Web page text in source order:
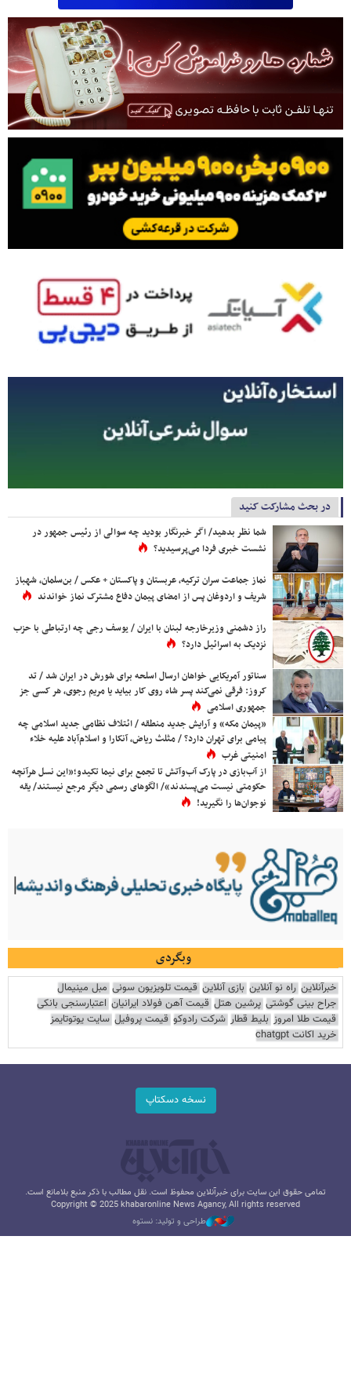
در بحث مشارکت کنید
شما نظر بدهید/ اگر خبرنگار بودید چه سوالی از رئیس جمهور در
نشست خبری فردا می‌پرسیدید؟
نماز جماعت سران ترکیه، عربستان و پاکستان + عکس / بن‌سلمان، شهباز
شریف و اردوغان پس از امضای پیمان دفاع مشترک نماز خواندند
راز دشمنی وزیرخارجه لبنان با ایران / یوسف رجی چه ارتباطی با حزب
نزدیک به اسرائیل دارد؟
سناتور آمریکایی خواهان ارسال اسلحه برای شورش در ایران شد / تد
کروز: فرقی نمی‌کند پسر شاه روی کار بیاید یا مریم رجوی، هر کسی جز
جمهوری اسلامی
«پیمان مکه» و آرایش جدید منطقه / ائتلاف نظامی جدید اسلامی چه
پیامی برای تهران دارد؟ / مثلث ریاض، آنکارا و اسلام‌آباد علیه خلاء
امنیتی غرب
از آب‌بازی در پارک آب‌وآتش تا تجمع برای نیما تکیدو؛«این نسل هرآنچه
حکومتی نیست می‌پسندند»/ الگوهای رسمی دیگر مرجع نیستند/ یقه
نوجوان‌ها را نگیرید!
وبگردی
خبرآنلاین راه نو آنلاین بازی آنلاین قیمت تلویزیون سونی مبل مینیمال
جراح بینی گوشتی پرشین هتل قیمت آهن فولاد ایرانیان اعتبارسنجی بانکی
قیمت طلا امروز بلیط قطار شرکت رادوکو قیمت پروفیل سایت یوتوتایمز
خرید اکانت chatgpt
نسخه دسکتاپ
تمامی حقوق این سایت برای خبرآنلاین محفوظ است. نقل مطالب با ذکر منبع بلامانع است.
Copyright © 2025 khabaronline News Agancy, All rights reserved
طراحی و تولید: نستوه